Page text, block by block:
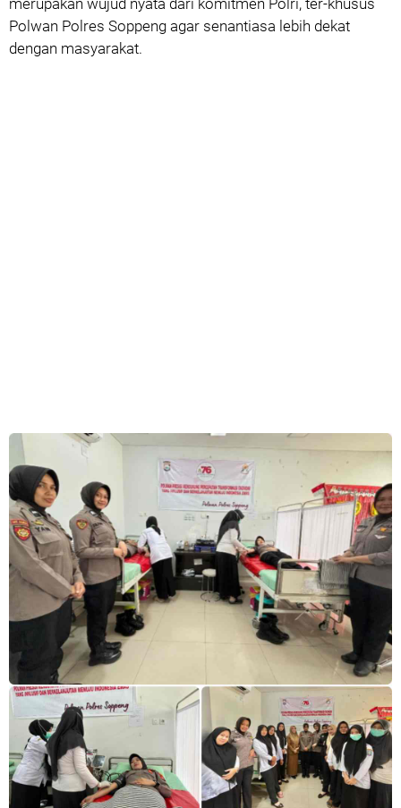
merupakan wujud nyata dari komitmen Polri, ter-khusus
Polwan Polres Soppeng agar senantiasa lebih dekat
dengan masyarakat.